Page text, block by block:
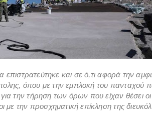
επιστρατεύτηκε και σε ό,τι αφορά την
όπου με την εμπλοκή του πανταχού
την τήρηση των όρων που είχαν θέσει
με την προσχηματική επίκληση της